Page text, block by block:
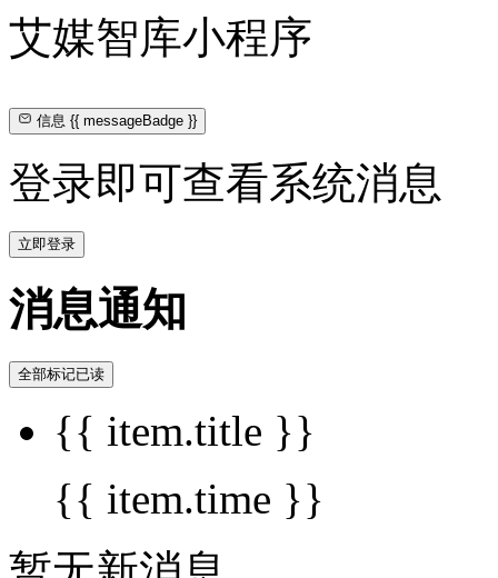
艾媒智库小程序
信息{{ messageBadge }}
登录即可查看系统消息
立即登录
消息通知
全部标记已读
{{ item.title }}
{{ item.time }}